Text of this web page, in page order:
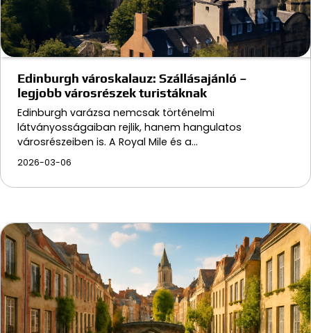
Edinburgh városkalauz: Szállásajánló –
legjobb városrészek turistáknak
Edinburgh varázsa nemcsak történelmi
látványosságaiban rejlik, hanem hangulatos
városrészeiben is. A Royal Mile és a…
2026-03-06